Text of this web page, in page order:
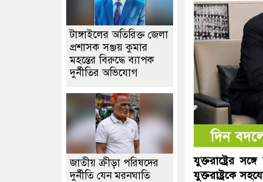
যুক্তরাষ্ট্রের
যুক্তরাষ্ট্রকে
টাঙ্গাইলের অতিরিক্ত জেলা
প্রশাসক সঞ্জয় কুমার
মহন্তের বিরুদ্ধে ব্যাপক
দুর্নীতির অভিযোগ
জাতীয় ক্রীড়া পরিষদের
দুর্নীতি যেন মরনঘাতি